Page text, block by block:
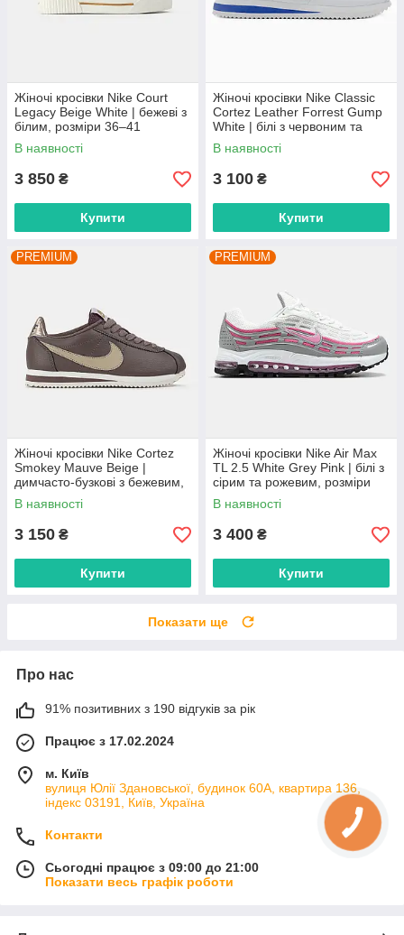
Жіночі кросівки Nike Court
Legacy Beige White | бежеві з
білим, розміри 36–41
В наявності
3 850 ₴
Купити
Жіночі кросівки Nike Classic
Cortez Leather Forrest Gump
White | білі з червоним та
синім, розміри 36–41
В наявності
3 100 ₴
Купити
PREMIUM
Жіночі кросівки Nike Cortez
Smokey Mauve Beige |
димчасто-бузкові з бежевим,
розміри 36–41
В наявності
3 150 ₴
Купити
PREMIUM
Жіночі кросівки Nike Air Max
TL 2.5 White Grey Pink | білі з
сірим та рожевим, розміри
36–41
В наявності
3 400 ₴
Купити
Показати ще
Про нас
91% позитивних з 190 відгуків за рік
Працює з 17.02.2024
м. Київ
вулиця Юлії Здановської, будинок 60А, квартира 136,
індекс 03191, Київ, Україна
Контакти
Сьогодні працює з 09:00 до 21:00
Показати весь графік роботи